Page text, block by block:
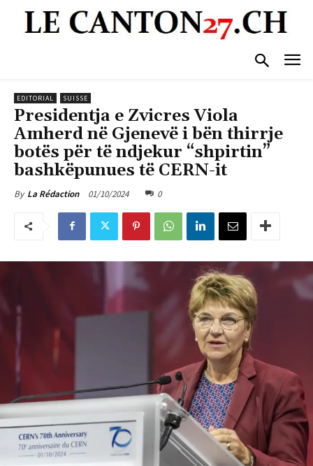
EDITORIAL SUISSE
Presidentja e Zvicres Viola
Amherd në Gjenevë i bën thirrje
botës për të ndjekur “shpirtin”
bashkëpunues të CERN-it
By La Rédaction 01/10/2024 0